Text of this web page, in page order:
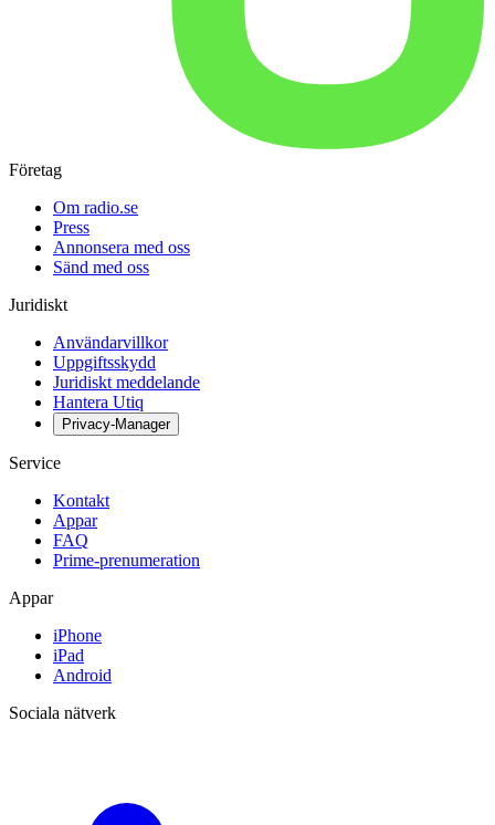
Företag
Om radio.se
Press
Annonsera med oss
Sänd med oss
Juridiskt
Användarvillkor
Uppgiftsskydd
Juridiskt meddelande
Hantera Utiq
Privacy-Manager
Service
Kontakt
Appar
FAQ
Prime-prenumeration
Appar
iPhone
iPad
Android
Sociala nätverk